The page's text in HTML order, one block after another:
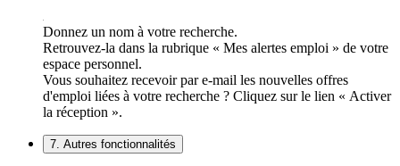
Donnez un nom à votre recherche.
Retrouvez-la dans la rubrique « Mes alertes emploi » de votre
espace personnel.
Vous souhaitez recevoir par e-mail les nouvelles offres
d'emploi liées à votre recherche ? Cliquez sur le lien « Activer
la réception ».
7. Autres fonctionnalités